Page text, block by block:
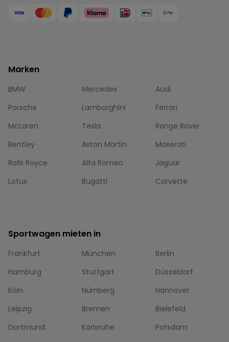
Marken
BMW Mercedes
Audi
Porsche
Lamborghini
Ferrari
McLaren
Tesla
Range Rover
Bentley
Aston Martin
Maserati
Rolls Royce
Alfa Romeo
Jaguar
Lotus
Bugatti Corvette
Sportwagen mieten in
Frankfurt München
Berlin
Hamburg
Stuttgart
Düsseldorf
Köln
Nürnberg
Hannover
Leipzig
Bremen
Bielefeld
Dortmund
Karlsruhe
Potsdam